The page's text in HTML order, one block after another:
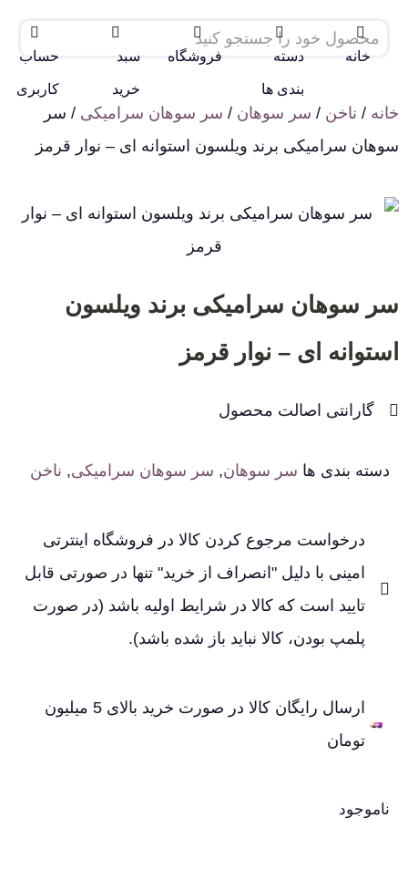
خانه دسته
بندی ها
فروشگاه سبد
خرید
حساب
کاربری
خانه / ناخن / سر سوهان / سر سوهان سرامیکی / سر
سوهان سرامیکی برند ویلسون استوانه ای – نوار قرمز
سر سوهان سرامیکی برند ویلسون
استوانه ای – نوار قرمز
گارانتی اصالت محصول
دسته بندی ها سر سوهان, سر سوهان سرامیکی, ناخن
درخواست مرجوع کردن کالا در فروشگاه اینترتی
امینی با دلیل "انصراف از خرید" تنها در صورتی قابل
تایید است که کالا در شرایط اولیه باشد (در صورت
پلمپ بودن، کالا نباید باز شده باشد).
ارسال رایگان کالا در صورت خرید بالای 5 میلیون
تومان
ناموجود